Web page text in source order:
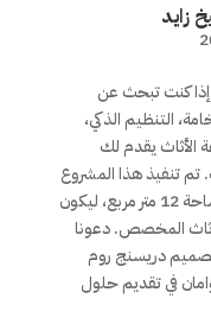
زايد
كنت تبحث عن
التنظيم الذكي،
الأثاث يقدم لك
تم تنفيذ هذا المشروع
في منطقة كمبوند الخمائل بالشيخ زايد بمساحة 12 متر مربع، ليكون
المخصص. دعونا
دريسنج روم
في تقديم حلول